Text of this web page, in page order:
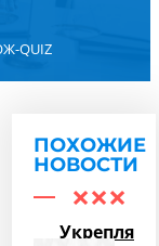
QUIZ
ПОХОЖИЕ
НОВОСТИ
Укрепляем